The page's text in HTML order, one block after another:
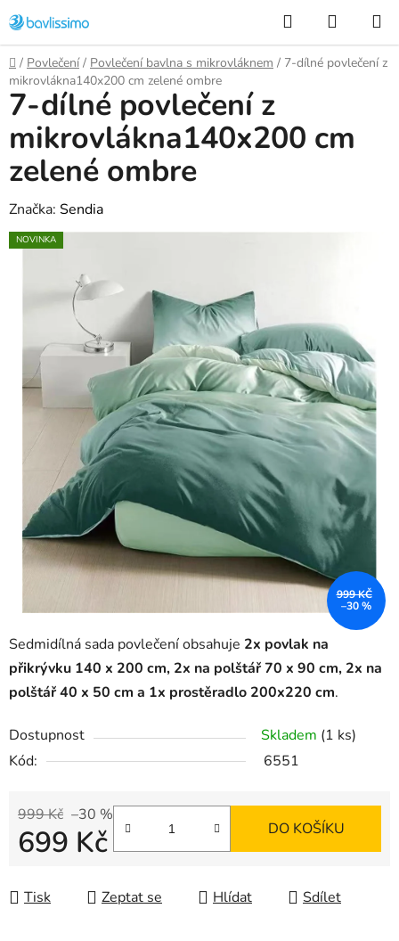
na
obsah
Hledat
KOŠÍK
Domů
/ Povlečení / Povlečení bavlna s mikrovláknem / 7-dílné povlečení z
mikrovlákna140x200 cm zelené ombre
Sedmidílná sada povlečení obsahuje 2x povlak na
přikrývku 140 x 200 cm, 2x na polštář 70 x 90 cm, 2x na
polštář 40 x 50 cm a 1x prostěradlo 200x220 cm.
Dostupnost Skladem (1 ks)
Kód:
6551
999 Kč –30 %
699 Kč DO KOŠÍKU
Tisk Zeptat se Hlídat Sdílet
7-dílné povlečení z
mikrovlákna140x200 cm
zelené ombre
Značka: Sendia
NOVINKA
999 KČ
–30 %